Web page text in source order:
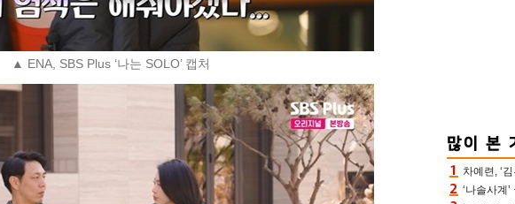
▲ ENA, SBS Plus ‘나는 SOLO’ 캡처